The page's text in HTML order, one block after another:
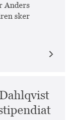
Anders
sker